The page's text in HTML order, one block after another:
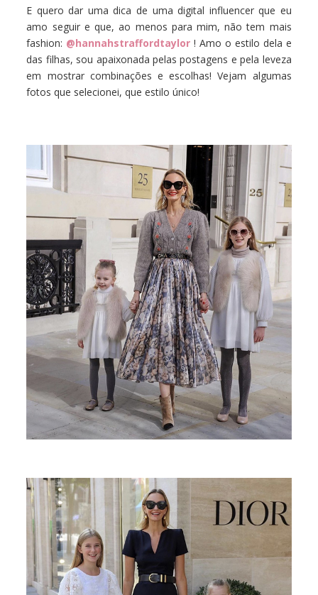
E quero dar uma dica de uma digital influencer que eu
amo seguir e que, ao menos para mim, não tem mais
fashion: @hannahstraffordtaylor ! Amo o estilo dela e
das filhas, sou apaixonada pelas postagens e pela leveza
em mostrar combinações e escolhas! Vejam algumas
fotos que selecionei, que estilo único!